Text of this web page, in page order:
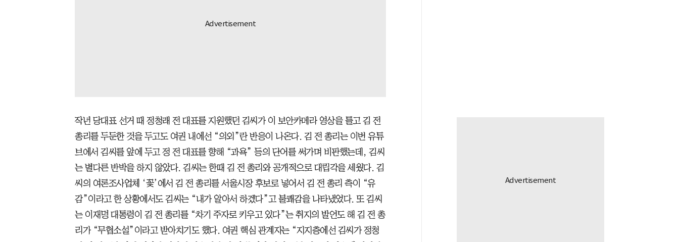
작년 당대표 선거 때 정청래 전 대표를 지원했던 김씨가 이 보안카메라 영상을 틀고 김 전
총리를 두둔한 것을 두고도 여권 내에선 “의외”란 반응이 나온다. 김 전 총리는 이번 유튜
브에서 김씨를 앞에 두고 정 전 대표를 향해 “과욕” 등의 단어를 써가며 비판했는데, 김씨
는 별다른 반박을 하지 않았다. 김씨는 한때 김 전 총리와 공개적으로 대립각을 세웠다. 김
씨의 여론조사업체 ‘꽃’에서 김 전 총리를 서울시장 후보로 넣어서 김 전 총리 측이 “유
감”이라고 한 상황에서도 김씨는 “내가 알아서 하겠다”고 불쾌감을 나타냈었다. 또 김씨
는 이재명 대통령이 김 전 총리를 “차기 주자로 키우고 있다”는 취지의 발언도 해 김 전 총
리가 “무협소설”이라고 받아치기도 했다. 여권 핵심 관계자는 “지지층에선 김씨가 정청